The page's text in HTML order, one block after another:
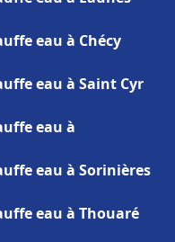
eau à Chécy
eau à Saint Cyr
eau à
eau à Sorinières
eau à Thouaré